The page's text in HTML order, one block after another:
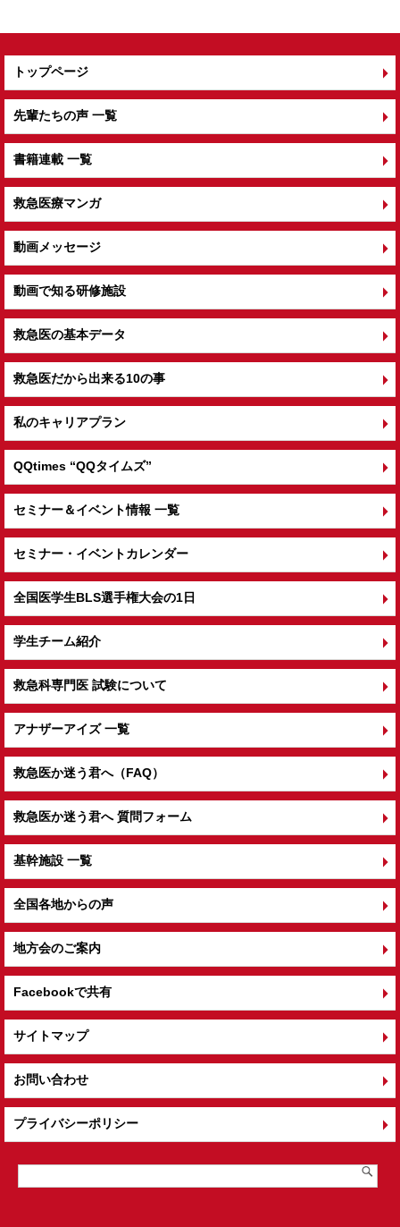
トップページ
先輩たちの声 一覧
書籍連載 一覧
救急医療マンガ
動画メッセージ
動画で知る研修施設
救急医の基本データ
救急医だから出来る10の事
私のキャリアプラン
QQtimes “QQタイムズ”
セミナー＆イベント情報 一覧
セミナー・イベントカレンダー
全国医学生BLS選手権大会の1日
学生チーム紹介
救急科専門医 試験について
アナザーアイズ 一覧
救急医か迷う君へ（FAQ）
救急医か迷う君へ 質問フォーム
基幹施設 一覧
全国各地からの声
地方会のご案内
Facebookで共有
サイトマップ
お問い合わせ
プライバシーポリシー